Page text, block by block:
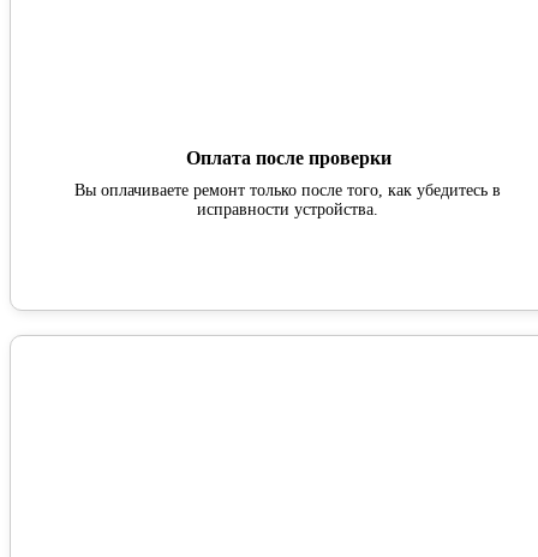
Оплата после проверки
Вы оплачиваете ремонт только после того, как убедитесь в
исправности устройства.